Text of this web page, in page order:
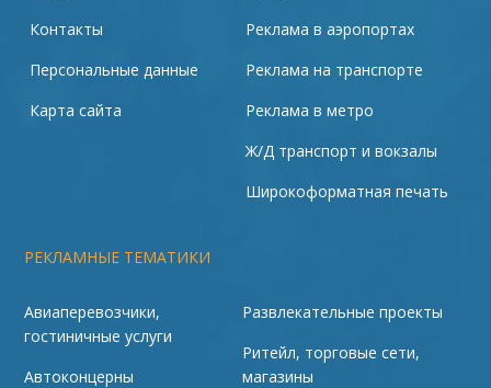
РЕКЛАМНЫЕ ТЕМАТИКИ
Контакты
Персональные данные
Карта сайта
Реклама в аэропортах
Реклама на транспорте
Реклама в метро
Ж/Д транспорт и вокзалы
Широкоформатная печать
Авиаперевозчики,
гостиничные услуги
Автоконцерны
Развлекательные проекты
Ритейл, торговые сети,
магазины